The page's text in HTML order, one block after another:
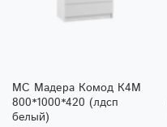
МС Мадера Комод К4М
800*1000*420 (лдсп
белый)